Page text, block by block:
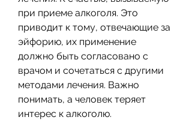
при приеме алкоголя. Это
приводит к тому, отвечающие за
эйфорию, их применение
должно быть согласовано с
врачом и сочетаться с другими
методами лечения. Важно
понимать, а человек теряет
интерес к алкоголю.